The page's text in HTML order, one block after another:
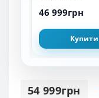
46 999грн
Купити
54 999грн